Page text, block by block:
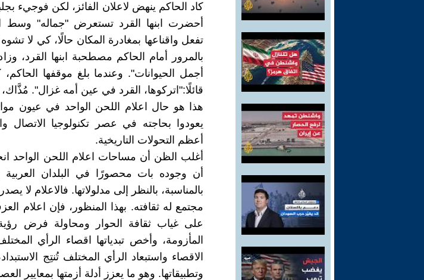
كاد الحاكم ينهض لاعلان الفائز، لكن فوجيء
أحضرت ابنها القرد تستعرض "جماله" وسط
تفعل واقناعها بمغادرة المكان حالًا، كي لا
بالمرور أمام الحاكم مصطحبة ابنها القرد،
أجمل الحيوانات". وعندما بلغ موقفها
قائلًا:"اتركوها، القرد في عين أمه غزال".
هذا هو حال اعلام اللحن الواحد في عيون
يعودوا بحاجته في عصر تكنولوجيا
أعظم التحولات التاريخية.
أغلب الظن أن مساحات اعلام اللحن الواحد
أن وجوده بات محصورًا في البلدان
بالمناسبة، بالنظر إلى مدلولاتها. فالاعلام
مجتمع له ثقافته. بهذا المنظور، فإن اعلام
على غياب ثقافة الحوار ومحاولة فرض رؤية
المأزومة، وأخص تبدياتها اقصاء الرأي
الاقصاء واستبعاد الرأي المختلف تُنتِج
وتطبيقاتها. وهو ما يعزز أدلة أزمتها بمعايير